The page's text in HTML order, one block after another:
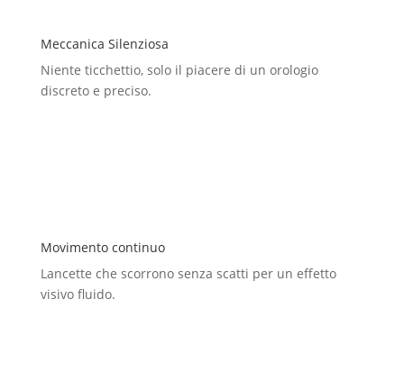
Meccanica Silenziosa
Niente ticchettio, solo il piacere di un orologio
discreto e preciso.
Movimento continuo
Lancette che scorrono senza scatti per un effetto
visivo fluido.